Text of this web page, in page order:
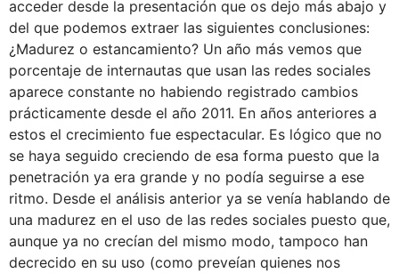
acceder desde la presentación que os dejo más abajo y
del que podemos extraer las siguientes conclusiones:
¿Madurez o estancamiento? Un año más vemos que
porcentaje de internautas que usan las redes sociales
aparece constante no habiendo registrado cambios
prácticamente desde el año 2011. En años anteriores a
estos el crecimiento fue espectacular. Es lógico que no
se haya seguido creciendo de esa forma puesto que la
penetración ya era grande y no podía seguirse a ese
ritmo. Desde el análisis anterior ya se venía hablando de
una madurez en el uso de las redes sociales puesto que,
aunque ya no crecían del mismo modo, tampoco han
decrecido en su uso (como preveían quienes nos